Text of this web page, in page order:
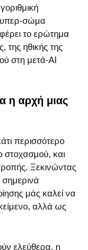
υπερ-σώμα
το ερώτημα
της ηθικής της
στη μετά-AI
η αρχή μιας
περισσότερο
στοχασμού, και
Ξεκινώντας
μάς καλεί να
αλλά ως
ελεύθερα, η